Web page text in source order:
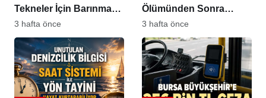
Tekneler İçin Barınma
Sorunu Büyüyor
3 hafta önce
Ölümünden Sonra
Bıraktığı Servet Hayrete
Düşürüyor
3 hafta önce